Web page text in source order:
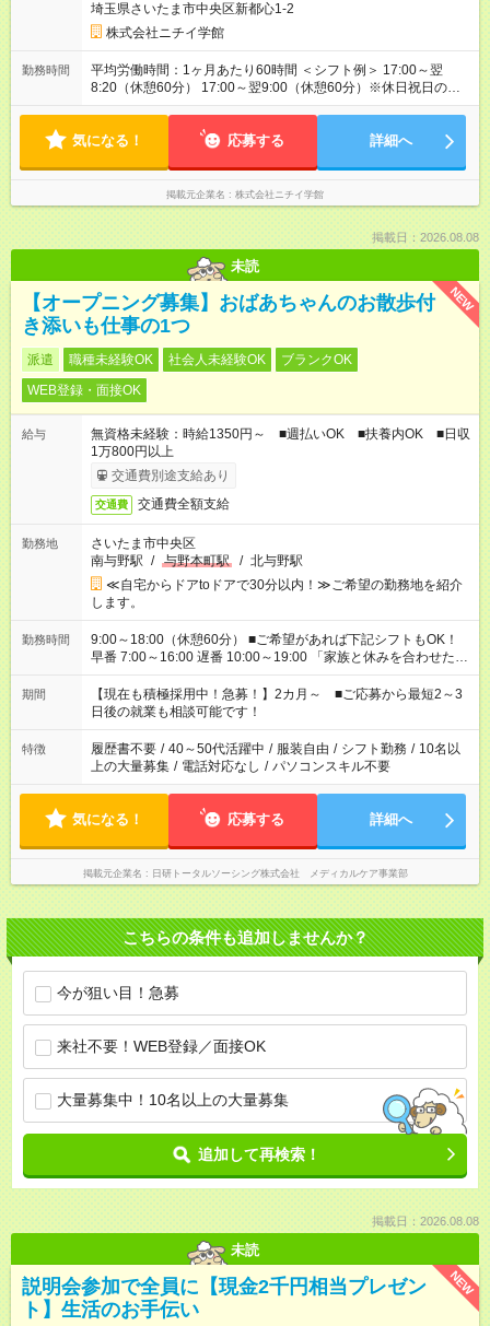
埼玉県さいたま市中央区新都心1-2
株式会社ニチイ学館
勤務時間
平均労働時間：1ヶ月あたり60時間 ＜シフト例＞ 17:00～翌
8:20（休憩60分） 17:00～翌9:00（休憩60分）※休日祝日の前
日のシフト 月4日勤務 所定労働時間 60時間／月 平均労働時間：
17:00～翌9:00（休憩60分）※休日祝日の前日のシフト 月4日勤
気になる！ 応募する 詳細へ
掲載元企業名 株式会社ニチイ学館
掲載日：2026.08.08
未読
NEW
【オープニング募集】おばあちゃんのお散歩付
き添いも仕事の1つ
派遣 職種未経験OK 社会人未経験OK
ブランクOK
WEB登録・面接OK
給与
無資格未経験：時給1350円～ ■週払いOK ■扶養内OK ■日収
1万800円以上
交通費別途支給あり
交通費 交通費全額支給
勤務地
さいたま市中央区
南与野駅 / 与野本町駅 / 北与野駅
≪自宅からドアtoドアで30分以内！≫ご希望の勤務地を紹介
します。
勤務時間
9:00～18:00（休憩60分） ■ご希望があれば下記シフトもOK！
早番 7:00～16:00 遅番 10:00～19:00 「家族と休みを合わせた
い」 「余裕を持って夕飯の準備がしたい」 「できれば残業はし
たくない」 など、ご希望を教えてくださいね。 ※Wワーク希望
の方へ 今ご覧のお仕事で希望する勤務時間と、もう1つのお仕事
の勤務時間。 合計で週40時間を超える場合は応募できません。
期間
【現在も積極採用中！急募！】2カ月～ ■ご応募から最短2～3
日後の就業も相談可能です！
特徴 履歴書不要 / 40～50代活躍中 / 服装自由 / シフト勤務 / 10名以
上の大量募集 / 電話対応なし / パソコンスキル不要
気になる！ 応募する 詳細へ
掲載元企業名 日研トータルソーシング株式会社 メディカルケア事業部
こちらの条件も追加しませんか？
今が狙い目！急募
来社不要！WEB登録／面接OK
大量募集中！10名以上の大量募集
追加して再検索！
掲載日：2026.08.08
未読
NEW
説明会参加で全員に【現金2千円相当プレゼン
ト】生活のお手伝い